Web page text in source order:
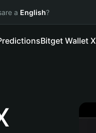
a English?
Bitget Wallet X